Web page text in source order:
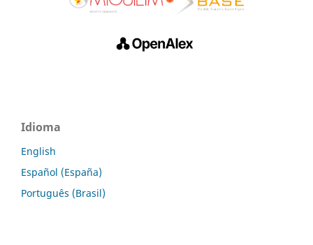
Idioma
English
Español (España)
Português (Brasil)